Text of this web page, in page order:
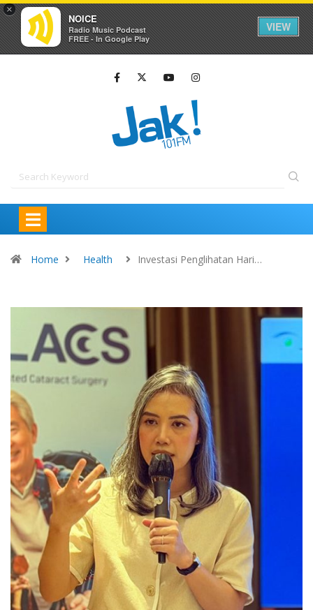
×
NOICE
Radio Music Podcast
FREE - In Google Play
VIEW
Home Health Investasi Penglihatan Hari…